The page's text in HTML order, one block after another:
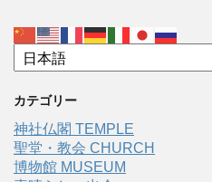
カテゴリー
神社仏閣 TEMPLE
聖堂・教会 CHURCH
博物館 MUSEUM